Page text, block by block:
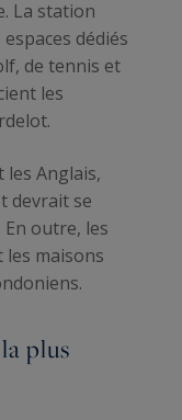
La station
dédiés
de tennis et
les
Anglais,
devrait se
outre, les
les maisons
plus